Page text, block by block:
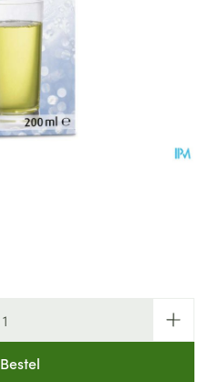
Bestel